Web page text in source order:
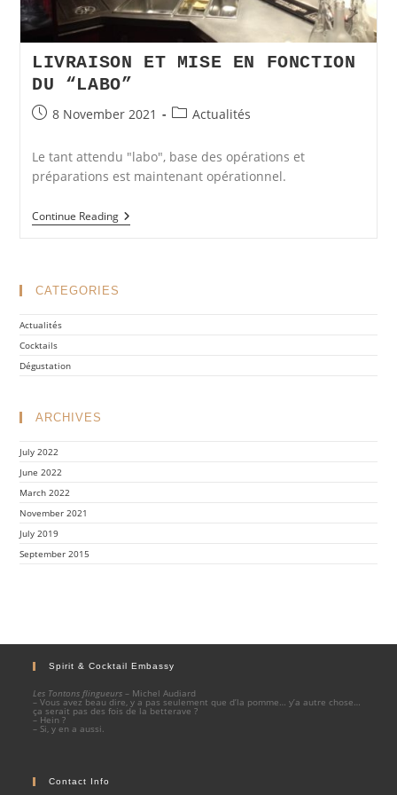
LIVRAISON ET MISE EN FONCTION
DU “LABO”
Post8 November 2021
PostActualités
Le tant attendu "labo", base des opérations et
préparations est maintenant opérationnel.
Continue ReadingLivraison
Et
Du
CATEGORIES
Actualités
Cocktails
Dégustation
ARCHIVES
July 2022
June 2022
March 2022
November 2021
July 2019
September 2015
Spirit & Cocktail Embassy
Les Tontons flingueurs – Michel Audiard
– Vous avez beau dire, y a pas seulement que d’la pomme… y’a autre chose…
ça serait pas des fois de la betterave ?
– Hein ?
– Si, y en a aussi.
Contact Info